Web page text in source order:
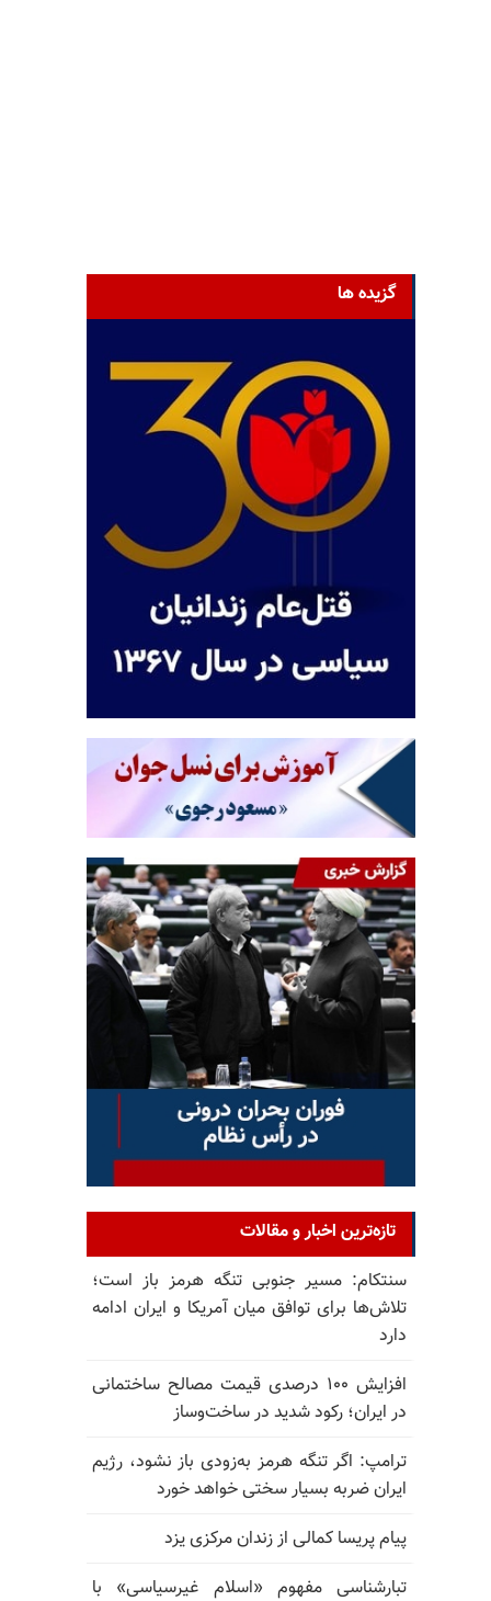
گزیده ها
تازه‌ترین اخبار و مقالات
سنتکام: مسیر جنوبی تنگه هرمز باز است؛
تلاش‌ها برای توافق میان آمریکا و ایران ادامه
دارد
افزایش ۱۰۰ درصدی قیمت مصالح ساختمانی
در ایران؛ رکود شدید در ساخت‌وساز
ترامپ: اگر تنگه هرمز به‌زودی باز نشود، رژیم
ایران ضربه بسیار سختی خواهد خورد
پیام پریسا کمالی از زندان مرکزی یزد
تبارشناسی مفهوم «اسلام غیرسیاسی» با